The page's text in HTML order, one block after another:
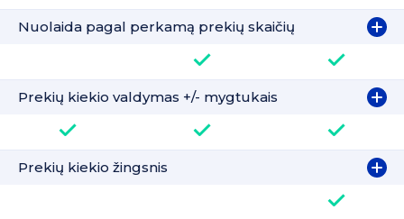
Nuolaida pagal perkamą prekių skaičių
Prekių kiekio valdymas +/- mygtukais
Prekių kiekio žingsnis